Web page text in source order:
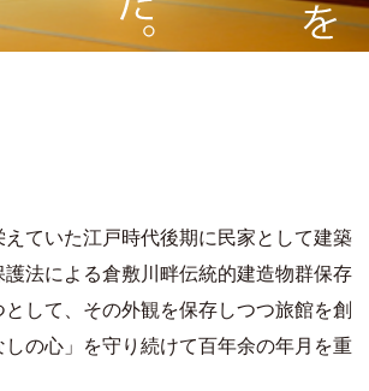
ていた江戸時代後期に民家として建築
法による倉敷川畔伝統的建造物群保存
して、その外観を保存しつつ旅館を創
の心」を守り続けて百年余の年月を重